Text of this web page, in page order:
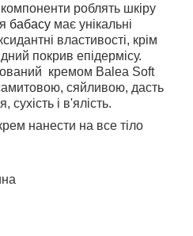
роблять шкіру
бабасу має унікальні
властивості, крім
покрив епідермісу.
кремом Balea Soft
сяйливою, дасть
і в'ялість.
нанести на все тіло